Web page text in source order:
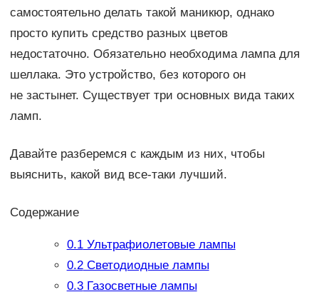
самостоятельно делать такой маникюр, однако
просто купить средство разных цветов
недостаточно. Обязательно необходима лампа для
шеллака. Это устройство, без которого он
не застынет. Существует три основных вида таких
ламп.
Давайте разберемся с каждым из них, чтобы
выяснить, какой вид все-таки лучший.
Содержание
0.1Ультрафиолетовые лампы
0.2Светодиодные лампы
0.3Газосветные лампы